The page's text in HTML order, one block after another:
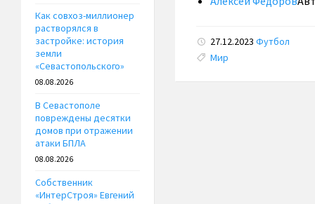
27.12.2023 Футбол
Tags:
Мир
Как совхоз-миллионер
растворялся в
застройке: история
земли
«Севастопольского»
08.08.2026
В Севастополе
повреждены десятки
домов при отражении
атаки БПЛА
08.08.2026
Собственник
«ИнтерСтроя» Евгений